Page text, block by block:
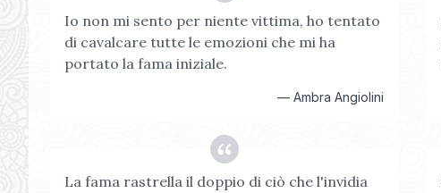
Io non mi sento per niente vittima, ho tentato
di cavalcare tutte le emozioni che mi ha
portato la fama iniziale.
—Ambra Angiolini
La fama rastrella il doppio di ciò che l'invidia